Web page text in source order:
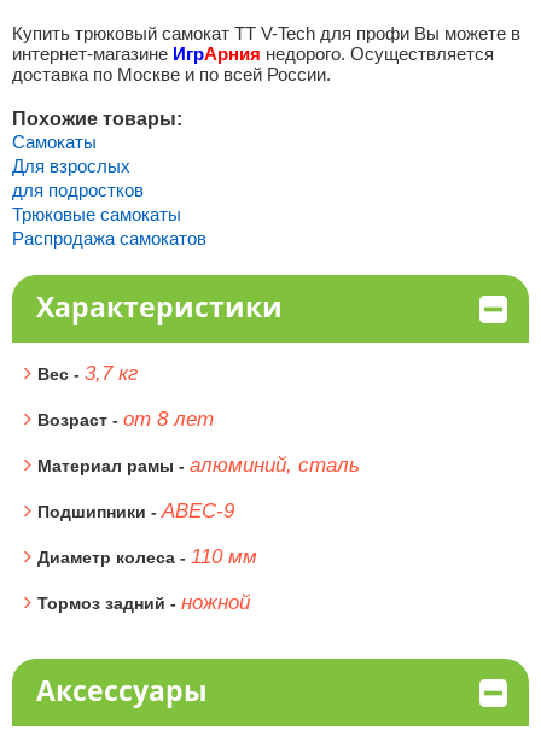
Купить трюковый самокат TT V-Tech для профи Вы можете в
интернет-магазине ИгрАрния недорого. Осуществляется
доставка по Москве и по всей России.
Похожие товары:
Самокаты
Для взрослых
для подростков
Трюковые самокаты
Распродажа самокатов
Характеристики
Вес - 3,7 кг
Возраст - от 8 лет
Материал рамы - алюминий, сталь
Подшипники - ABEC-9
Диаметр колеса - 110 мм
Тормоз задний - ножной
Аксессуары